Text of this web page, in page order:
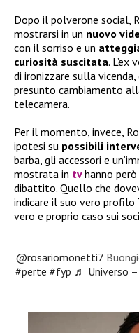
Dopo il polverone social,
mostrarsi in un nuovo
con il sorriso e un
curiosità suscitata. L’ex
di ironizzare sulla
presunto cambiamento
telecamera.
Per il momento, invece,
ipotesi su possibili
barba, gli accessori e
mostrata in tvhanno
dibattito. Quello che
indicare il suo vero
vero e proprio caso sui
@rosariomonetti7
#perte #fyp ♬ Universo –